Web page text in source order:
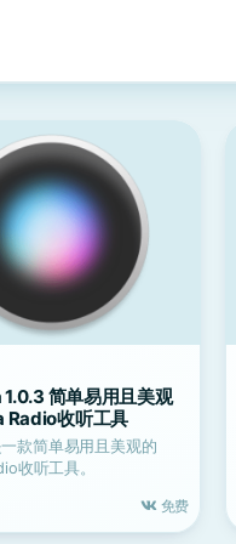
简单易用且美观
Radio收听工具
款简单易用且美观的
收听工具。
免费